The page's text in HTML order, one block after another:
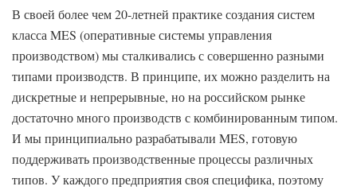
В своей более чем 20-летней практике создания систем
класса MES (оперативные системы управления
производством) мы сталкивались с совершенно разными
типами производств. В принципе, их можно разделить на
дискретные и непрерывные, но на российском рынке
достаточно много производств с комбинированным типом.
И мы принципиально разрабатывали MES, готовую
поддерживать производственные процессы различных
типов. У каждого предприятия своя специфика, поэтому